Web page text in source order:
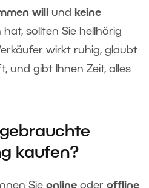
will und
keine
sollten Sie hellhörig
wirkt ruhig, glaubt
und gibt Ihnen Zeit, alles
kaufen?
Sie online oder offline